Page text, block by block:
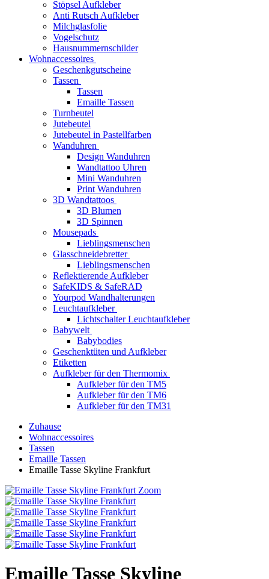
Stöpsel Aufkleber
Anti Rutsch Aufkleber
Milchglasfolie
Vogelschutz
Hausnummernschilder
Wohnaccessoires
Geschenkgutscheine
Tassen
Tassen
Emaille Tassen
Turnbeutel
Jutebeutel
Jutebeutel in Pastellfarben
Wanduhren
Design Wanduhren
Wandtattoo Uhren
Mini Wanduhren
Print Wanduhren
3D Wandtattoos
3D Blumen
3D Spinnen
Mousepads
Lieblingsmenschen
Glasschneidebretter
Lieblingsmenschen
Reflektierende Aufkleber
SafeKIDS & SafeRAD
Yourpod Wandhalterungen
Leuchtaufkleber
Lichtschalter Leuchtaufkleber
Babywelt
Babybodies
Geschenktüten und Aufkleber
Etiketten
Aufkleber für den Thermomix
Aufkleber für den TM5
Aufkleber für den TM6
Aufkleber für den TM31
Zuhause
Wohnaccessoires
Tassen
Emaille Tassen
Emaille Tasse Skyline Frankfurt
Zoom
Emaille Tasse Skyline